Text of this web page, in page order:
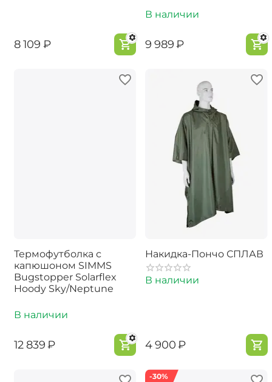
‍8 109‍ ₽
В наличии
‍9 989‍₽
Термофутболка с
капюшоном SIMMS
Bugstopper Solarflex
Hoody Sky/Neptune
В наличии
‍12 839‍₽
Накидка-Пончо СПЛАВ
В наличии
‍4 900‍₽
-30%